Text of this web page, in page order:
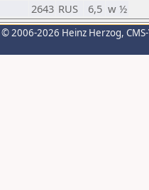
2643 RUS 6,5 w ½
© 2006-2026 Heinz Herzog,